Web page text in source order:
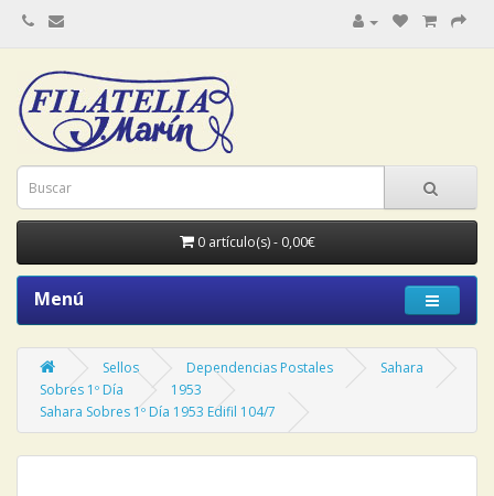
0 artículo(s) - 0,00€
Menú
Sellos Dependencias Postales
Sahara
Sobres 1º Día
1953
Sahara Sobres 1º Día 1953 Edifil 104/7